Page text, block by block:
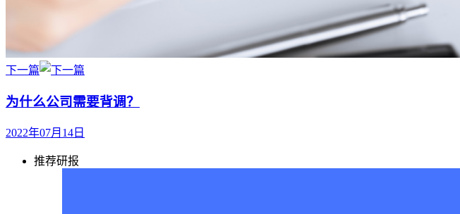
下一篇
为什么公司需要背调？
2022年07月14日
推荐研报